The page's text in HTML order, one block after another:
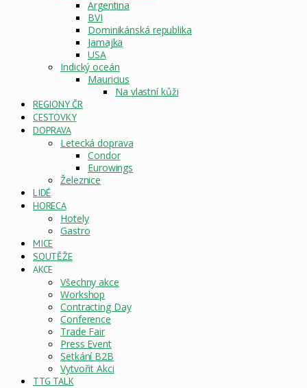
Argentina
BVI
Dominikánská republika
Jamajka
USA
Indický oceán
Mauricius
Na vlastní kůži
REGIONY ČR
CESTOVKY
DOPRAVA
Letecká doprava
Condor
Eurowings
Železnice
LIDÉ
HORECA
Hotely
Gastro
MICE
SOUTĚŽE
AKCE
Všechny akce
Workshop
Contracting Day
Conference
Trade Fair
Press Event
Setkání B2B
Vytvořit Akci
TTG TALK